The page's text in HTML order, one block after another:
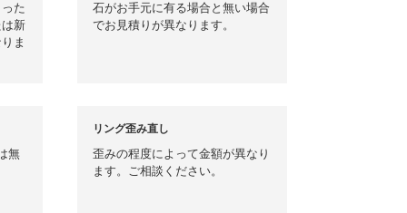
た
新
ま
石がお手元に有る場合と無い場合
でお見積りが異なります。
無
リング歪み直し
歪みの程度によって金額が異なり
ます。ご相談ください。